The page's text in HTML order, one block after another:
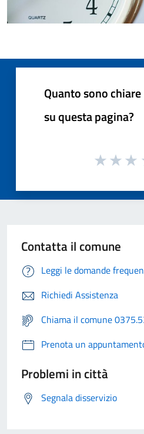
Quanto sono
su questa pagina?
Contatta il comune
Leggi le domande
Richiedi Assistenza
Chiama il comune
Prenota un
Problemi in città
Segnala disservizio